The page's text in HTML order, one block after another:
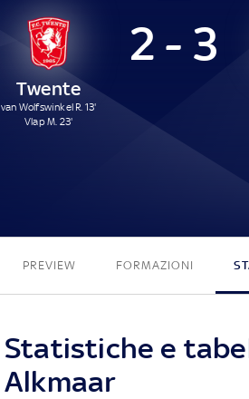
Twente
van Wolfswinkel R. 13'
Vlap M. 23'
2 - 3
PREVIEW FORMAZIONI
Statistiche e
Alkmaar